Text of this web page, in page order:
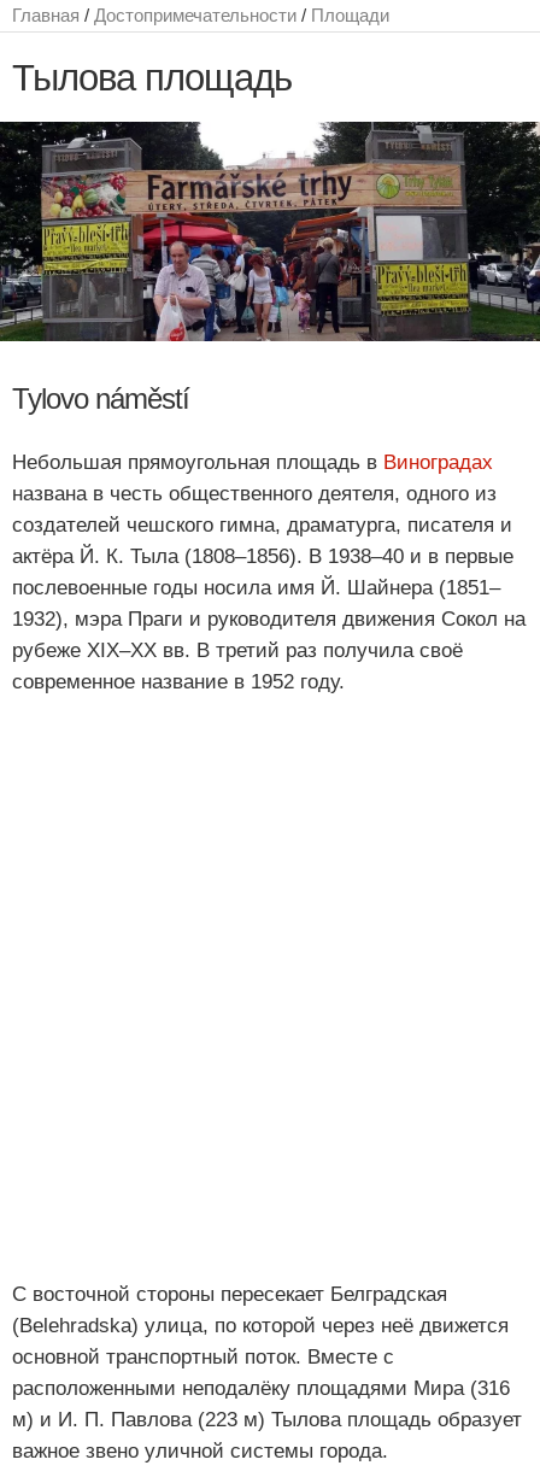
Главная / Достопримечательности / Площади
Тылова площадь
Tylovo náměstí
Небольшая прямоугольная площадь в Виноградах
названа в честь общественного деятеля, одного из
создателей чешского гимна, драматурга, писателя и
актёра Й. К. Тыла (1808–1856). В 1938–40 и в первые
послевоенные годы носила имя Й. Шайнера (1851–
1932), мэра Праги и руководителя движения Сокол на
рубеже XIX–XX вв. В третий раз получила своё
современное название в 1952 году.
С восточной стороны пересекает Белградская
(Belehradska) улица, по которой через неё движется
основной транспортный поток. Вместе с
расположенными неподалёку площадями Мира (316
м) и И. П. Павлова (223 м) Тылова площадь образует
важное звено уличной системы города.